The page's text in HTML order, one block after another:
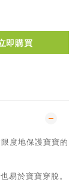
即購買
度地保護寶寶的
易於寶寶穿脫。